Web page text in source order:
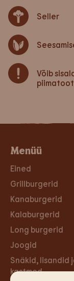
Seller
Võib
Menüü
Eined
Grillburgerid
Kanaburgerid
Kalaburgerid
Long burgerid
Joogid
Snäkid, lisandid
kastmed